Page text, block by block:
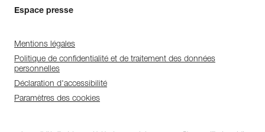
Espace presse
Mentions légales
Politique de confidentialité et de traitement des données
personnelles
Déclaration d'accessibilité
Paramètres des cookies